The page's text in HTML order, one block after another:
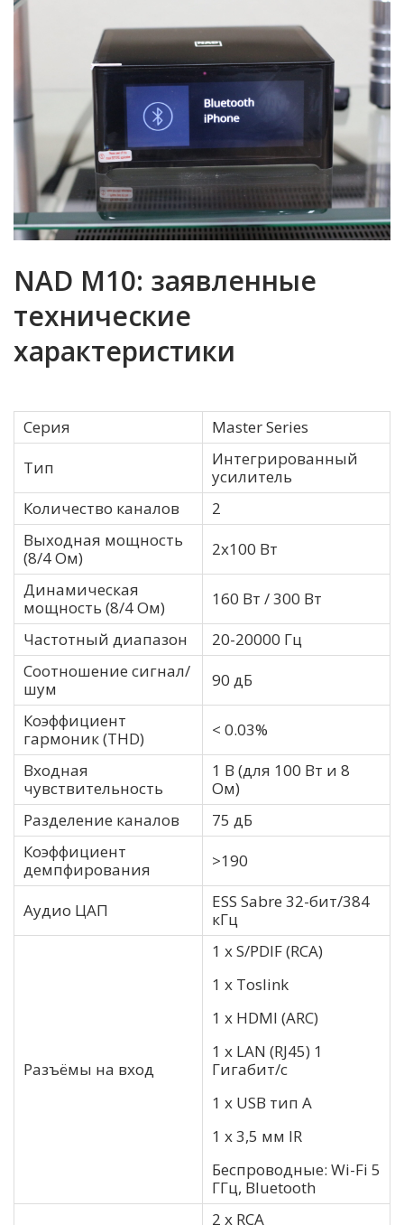
NAD M10: заявленные
технические
характеристики
Серия
Master Series
Тип
Интегрированный
усилитель
Количество каналов
2
Выходная мощность
(8/4 Ом)
2х100 Вт
Динамическая
мощность (8/4 Ом)
160 Вт / 300 Вт
Частотный диапазон
20-20000 Гц
Соотношение сигнал/
шум
90 дБ
Коэффициент
гармоник (THD)
< 0.03%
Входная
чувствительность
1 В (для 100 Вт и 8
Ом)
Разделение каналов
75 дБ
Коэффициент
демпфирования
>190
Аудио ЦАП
ESS Sabre 32-бит/384
кГц
Разъёмы на вход
1 x S/PDIF (RCA)
1 x Toslink
1 x HDMI (ARC)
1 x LAN (RJ45) 1
Гигабит/с
1 х USB тип А
1 x 3,5 мм IR
Беспроводные: Wi-Fi 5
ГГц, Bluetooth
2 x RCA